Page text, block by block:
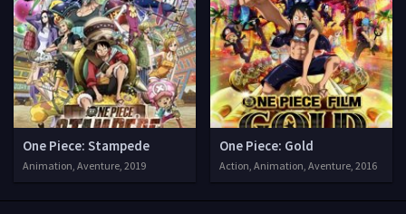
One Piece: Stampede
Animation, Aventure, 2019
One Piece: Gold
Action, Animation, Aventure, 2016